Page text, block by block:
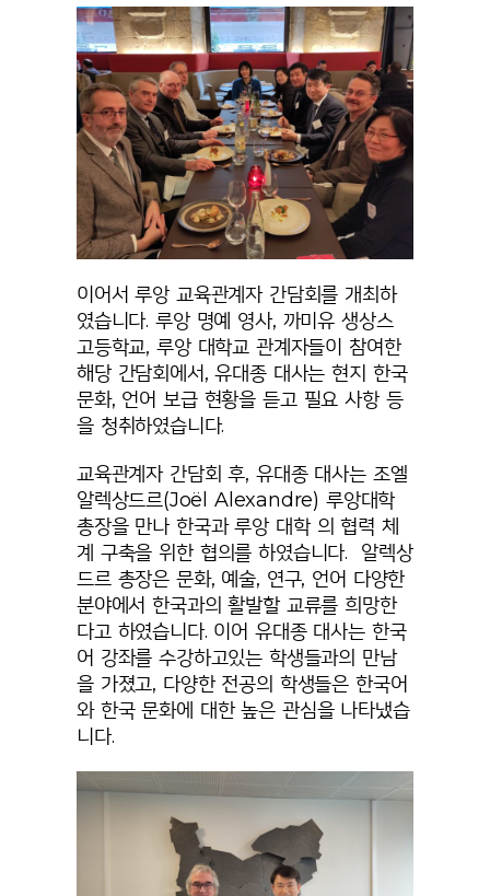
이어서 루앙 교육관계자 간담회를 개최하
였습니다. 루앙 명예 영사, 까미유 생상스
고등학교, 루앙 대학교 관계자들이 참여한
해당 간담회에서, 유대종 대사는 현지 한국
문화, 언어 보급 현황을 듣고 필요 사항 등
을 청취하였습니다.
교육관계자 간담회 후, 유대종 대사는 조엘
알렉상드르(Joël Alexandre) 루앙대학
총장을 만나 한국과 루앙 대학 의 협력 체
계 구축을 위한 협의를 하였습니다. 알렉상
드르 총장은 문화, 예술, 연구, 언어 다양한
분야에서 한국과의 활발할 교류를 희망한
다고 하였습니다. 이어 유대종 대사는 한국
어 강좌를 수강하고있는 학생들과의 만남
을 가졌고, 다양한 전공의 학생들은 한국어
와 한국 문화에 대한 높은 관심을 나타냈습
니다.